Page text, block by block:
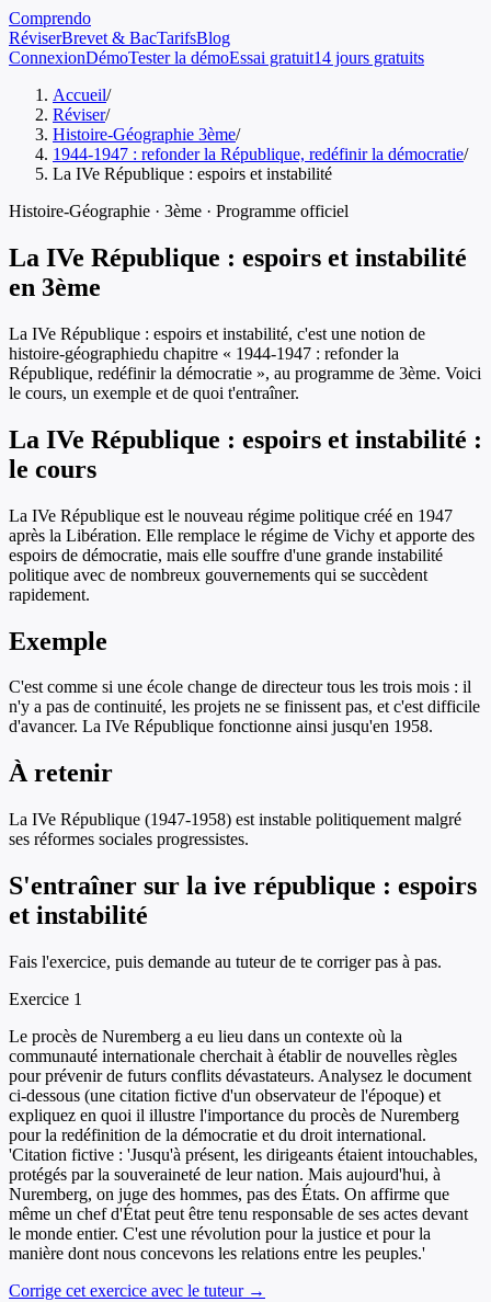
Comprendo
RéviserBrevet & BacTarifsBlog
ConnexionDémoTester la démoEssai gratuit14 jours gratuits
Accueil/
Réviser/
Histoire-Géographie 3ème/
1944-1947 : refonder la République, redéfinir la démocratie/
La IVe République : espoirs et instabilité
Histoire-Géographie · 3ème · Programme officiel
La IVe République : espoirs et instabilité
en 3ème
La IVe République : espoirs et instabilité, c'est une notion de
histoire-géographiedu chapitre « 1944-1947 : refonder la
République, redéfinir la démocratie », au programme de 3ème. Voici
le cours, un exemple et de quoi t'entraîner.
La IVe République : espoirs et instabilité :
le cours
La IVe République est le nouveau régime politique créé en 1947
après la Libération. Elle remplace le régime de Vichy et apporte des
espoirs de démocratie, mais elle souffre d'une grande instabilité
politique avec de nombreux gouvernements qui se succèdent
rapidement.
Exemple
C'est comme si une école change de directeur tous les trois mois : il
n'y a pas de continuité, les projets ne se finissent pas, et c'est difficile
d'avancer. La IVe République fonctionne ainsi jusqu'en 1958.
À retenir
La IVe République (1947-1958) est instable politiquement malgré
ses réformes sociales progressistes.
S'entraîner sur la ive république : espoirs
et instabilité
Fais l'exercice, puis demande au tuteur de te corriger pas à pas.
Exercice 1
Le procès de Nuremberg a eu lieu dans un contexte où la
communauté internationale cherchait à établir de nouvelles règles
pour prévenir de futurs conflits dévastateurs. Analysez le document
ci-dessous (une citation fictive d'un observateur de l'époque) et
expliquez en quoi il illustre l'importance du procès de Nuremberg
pour la redéfinition de la démocratie et du droit international.
'Citation fictive : 'Jusqu'à présent, les dirigeants étaient intouchables,
protégés par la souveraineté de leur nation. Mais aujourd'hui, à
Nuremberg, on juge des hommes, pas des États. On affirme que
même un chef d'État peut être tenu responsable de ses actes devant
le monde entier. C'est une révolution pour la justice et pour la
manière dont nous concevons les relations entre les peuples.'
Corrige cet exercice avec le tuteur →